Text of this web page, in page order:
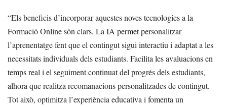
“Els beneficis d’incorporar aquestes noves tecnologies a la
Formació Online són clars. La IA permet personalitzar
l’aprenentatge fent que el contingut sigui interactiu i adaptat a les
necessitats individuals dels estudiants. Facilita les avaluacions en
temps real i el seguiment continuat del progrés dels estudiants,
alhora que realitza recomanacions personalitzades de contingut.
Tot això, optimitza l’experiència educativa i fomenta un